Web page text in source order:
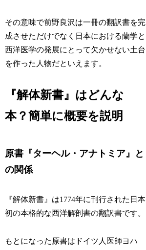
その意味で前野良沢は一冊の翻訳書を完
成させただけでなく日本における蘭学と
西洋医学の発展にとって欠かせない土台
を作った人物だといえます。
『解体新書』はどんな
本？簡単に概要を説明
原書『ターヘル・アナトミア』と
の関係
『解体新書』は1774年に刊行された日本
初の本格的な西洋解剖書の翻訳書です。
もとになった原書はドイツ人医師ヨハ